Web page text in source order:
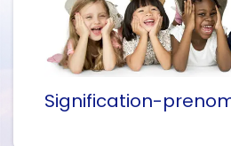
Signification-